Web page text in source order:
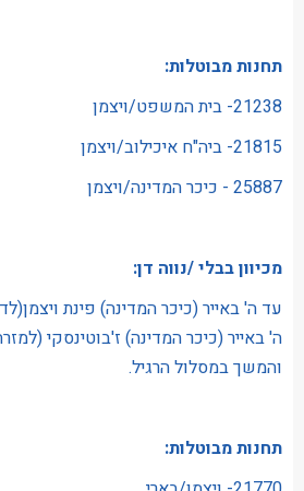
תחנות מבוטלות:
21238- בית המשפט/ויצמן
21815- ביה"ח איכילוב/ויצמן
25887 - כיכר המדינה/ויצמן
מכיוון בבלי /נווה דן:
עד ה' באייר (כיכר המדינה) פינת
ה' באייר (כיכר המדינה) ז'בוטינסקי
והמשך במסלול הרגיל.
תחנות מבוטלות: